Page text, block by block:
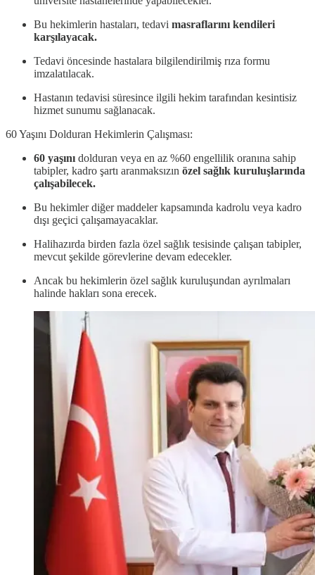
Bu hekimlerin hastaları, tedavi masraflarını kendileri
karşılayacak.
Tedavi öncesinde hastalara bilgilendirilmiş rıza formu
imzalatılacak.
Hastanın tedavisi süresince ilgili hekim tarafından kesintisiz
hizmet sunumu sağlanacak.
60 Yaşını Dolduran Hekimlerin Çalışması:
60 yaşını dolduran veya en az %60 engellilik oranına sahip
tabipler, kadro şartı aranmaksızın özel sağlık kuruluşlarında
çalışabilecek.
Bu hekimler diğer maddeler kapsamında kadrolu veya kadro
dışı geçici çalışamayacaklar.
Halihazırda birden fazla özel sağlık tesisinde çalışan tabipler,
mevcut şekilde görevlerine devam edecekler.
Ancak bu hekimlerin özel sağlık kuruluşundan ayrılmaları
halinde hakları sona erecek.